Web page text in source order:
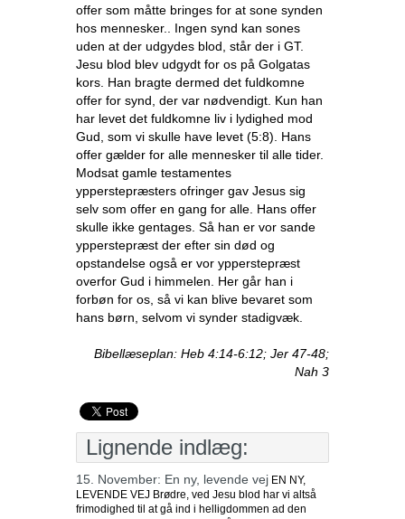
offer som måtte bringes for at sone synden
hos mennesker.. Ingen synd kan sones
uden at der udgydes blod, står der i GT.
Jesu blod blev udgydt for os på Golgatas
kors. Han bragte dermed det fuldkomne
offer for synd, der var nødvendigt. Kun han
har levet det fuldkomne liv i lydighed mod
Gud, som vi skulle have levet (5:8). Hans
offer gælder for alle mennesker til alle tider.
Modsat gamle testamentes
ypperstepræsters ofringer gav Jesus sig
selv som offer en gang for alle. Hans offer
skulle ikke gentages. Så han er vor sande
ypperstepræst der efter sin død og
opstandelse også er vor ypperstepræst
overfor Gud i himmelen. Her går han i
forbøn for os, så vi kan blive bevaret som
hans børn, selvom vi synder stadigvæk.
Bibellæseplan: Heb 4:14-6:12; Jer 47-48;
Nah 3
Lignende indlæg:
15. November: En ny, levende vej EN NY,
LEVENDE VEJ Brødre, ved Jesu blod har vi altså
frimodighed til at gå ind i helligdommen ad den